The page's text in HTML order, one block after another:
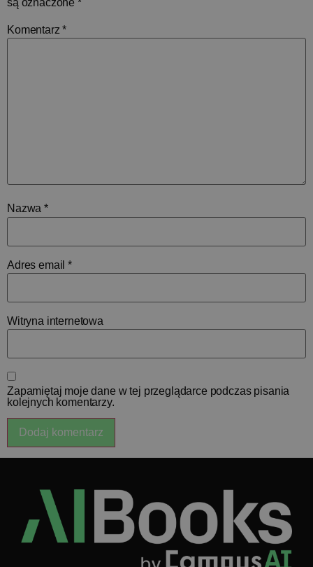
Komentarz*
Nazwa*
Adres email*
Witryna internetowa
Zapamiętaj moje dane w tej przeglądarce podczas pisania
kolejnych komentarzy.